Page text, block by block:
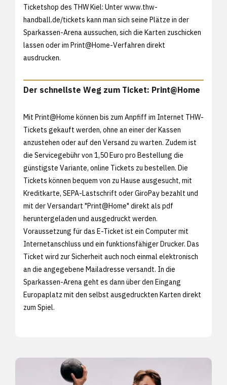
Ticketshop des THW Kiel: Unterwww.thw-
handball.de/tickets kann man sich seine Plätze in der
Sparkassen-Arena aussuchen, sich die Karten zuschicken
lassen oder im Print@Home-Verfahren direkt
ausdrucken.
Der schnellste Weg zum Ticket: Print@Home
Mit Print@Home können bis zum Anpfiff im Internet THW-
Tickets gekauft werden, ohne an einer der Kassen
anzustehen oder auf den Versand zu warten. Zudem ist
die Servicegebühr von 1,50 Euro pro Bestellung die
günstigste Variante, online Tickets zu bestellen. Die
Tickets können bequem von zu Hause ausgesucht, mit
Kreditkarte, SEPA-Lastschrift oder GiroPay bezahlt und
mit der Versandart "Print@Home" direkt als pdf
heruntergeladen und ausgedruckt werden.
Voraussetzung für das E-Ticket ist ein Computer mit
Internetanschluss und ein funktionsfähiger Drucker. Das
Ticket wird zur Sicherheit auch noch einmal elektronisch
an die angegebene Mailadresse versandt. In die
Sparkassen-Arena geht es dann über den Eingang
Europaplatz mit den selbst ausgedruckten Karten direkt
zum Spiel.